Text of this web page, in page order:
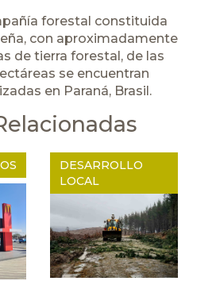
forestal constituida
con aproximadamente
de tierra forestal, de las
se encuentran
en Paraná, Brasil.
DESARROLLO
LOCAL